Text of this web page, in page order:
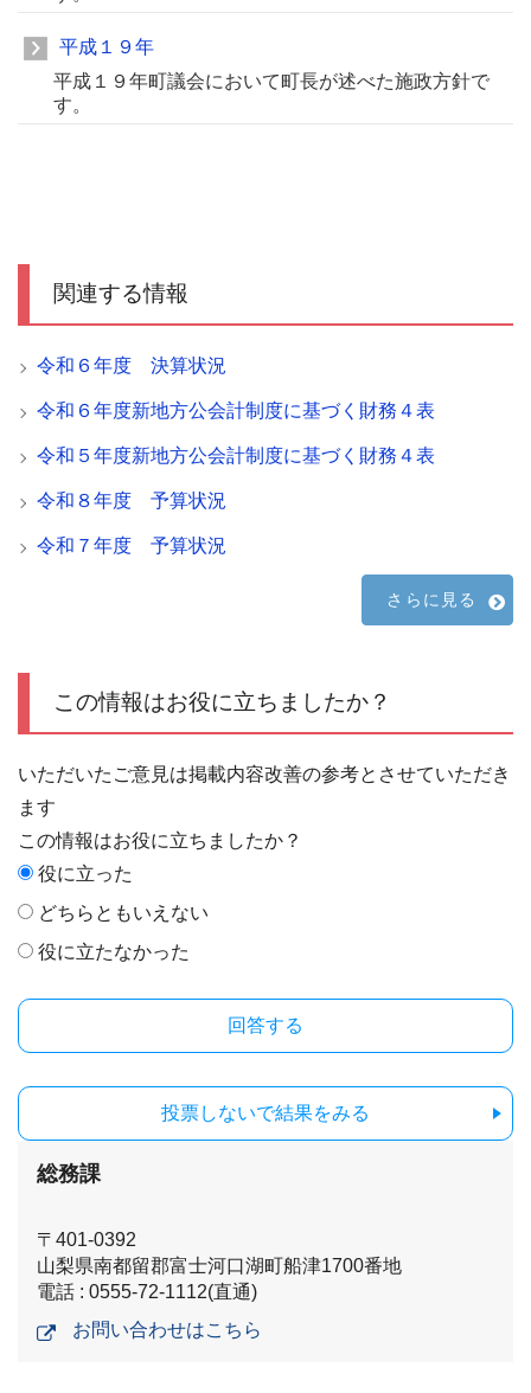
平成１９年
平成１９年町議会において町長が述べた施政方針で
す。
関連する情報
令和６年度 決算状況
令和６年度新地方公会計制度に基づく財務４表
令和５年度新地方公会計制度に基づく財務４表
令和８年度 予算状況
令和７年度 予算状況
さらに見る
この情報はお役に立ちましたか？
いただいたご意見は掲載内容改善の参考とさせていただき
ます
この情報はお役に立ちましたか？
役に立った
どちらともいえない
役に立たなかった
投票しないで結果をみる
総務課
〒401-0392
山梨県南都留郡富士河口湖町船津1700番地
電話 : 0555-72-1112(直通)
お問い合わせはこちら